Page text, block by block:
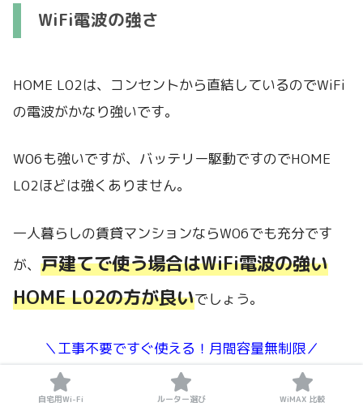
WiFi電波の強さ
HOME L02は、コンセントから直結しているのでWiFi
の電波がかなり強いです。
W06も強いですが、バッテリー駆動ですのでHOME
L02ほどは強くありません。
一人暮らしの賃貸マンションならW06でも充分です
が、 戸建てで使う場合はWiFi電波の強い
HOME L02の方が良いでしょう。
＼工事不要ですぐ使える！月間容量無制限／
自宅用Wi-Fi ルーター選び WiMAX 比較